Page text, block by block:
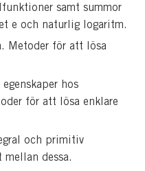
samt summor
e och naturlig logaritm.
Metoder för att lösa
hos
för att lösa enklare
och primitiv
dessa.